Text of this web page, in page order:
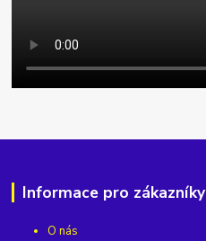
Informace pro zákazníky
O nás